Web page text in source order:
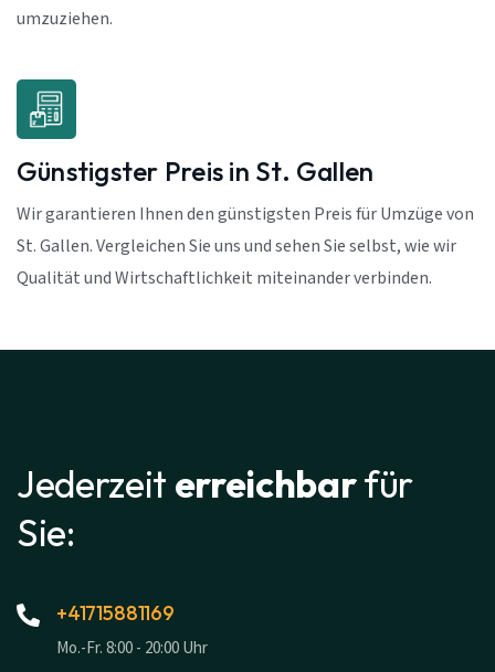
umzuziehen.
Günstigster Preis in St. Gallen
Wir garantieren Ihnen den günstigsten Preis für Umzüge von
St. Gallen. Vergleichen Sie uns und sehen Sie selbst, wie wir
Qualität und Wirtschaftlichkeit miteinander verbinden.
Jederzeit erreichbarfür
Sie:
+41715881169
Mo.-Fr. 8:00 - 20:00 Uhr